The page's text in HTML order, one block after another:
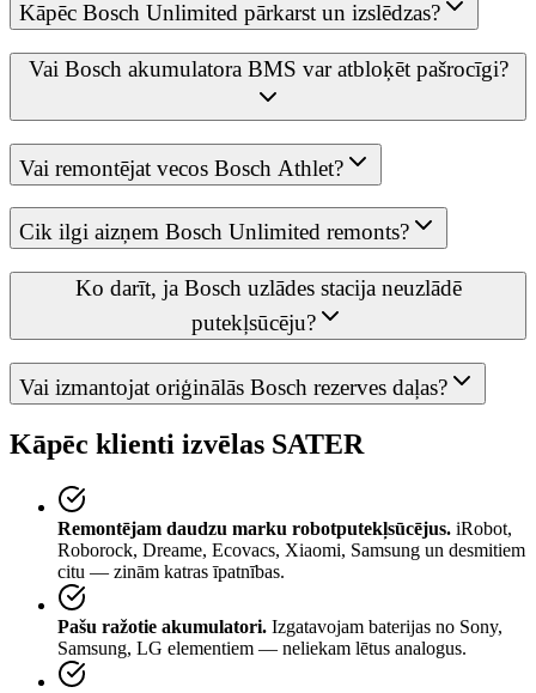
Kāpēc Bosch Unlimited pārkarst un izslēdzas?
Vai Bosch akumulatora BMS var atbloķēt pašrocīgi?
Vai remontējat vecos Bosch Athlet?
Cik ilgi aizņem Bosch Unlimited remonts?
Ko darīt, ja Bosch uzlādes stacija neuzlādē
putekļsūcēju?
Vai izmantojat oriģinālās Bosch rezerves daļas?
Kāpēc klienti izvēlas SATER
Remontējam daudzu marku robotputekļsūcējus. iRobot,
Roborock, Dreame, Ecovacs, Xiaomi, Samsung un desmitiem
citu — zinām katras īpatnības.
Pašu ražotie akumulatori. Izgatavojam baterijas no Sony,
Samsung, LG elementiem — neliekam lētus analogus.